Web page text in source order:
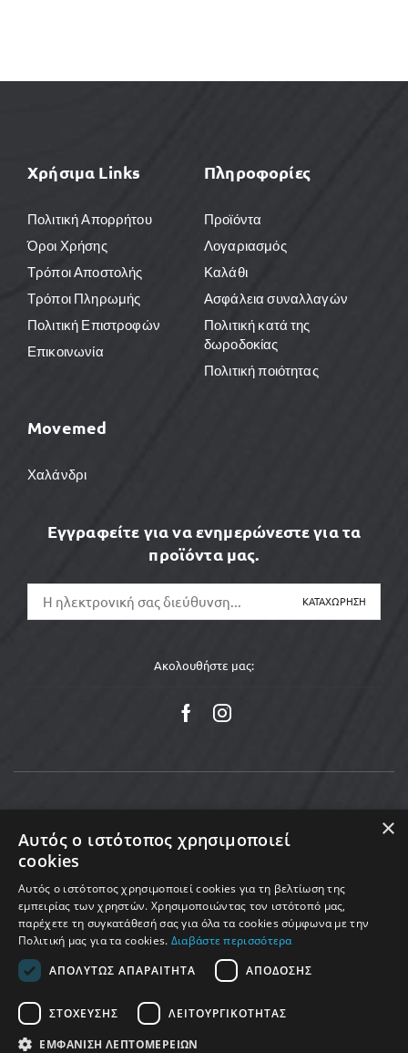
Χρήσιμα Links
Πολιτική Απορρήτου
Όροι Χρήσης
Τρόποι Αποστολής
Τρόποι Πληρωμής
Πολιτική Επιστροφών
Επικοινωνία
Πληροφορίες
Προϊόντα
Λογαριασμός
Καλάθι
Ασφάλεια συναλλαγών
Πολιτική κατά της
δωροδοκίας
Πολιτική ποιότητας
Movemed
Χαλάνδρι
Εγγραφείτε για να ενημερώνεστε για τα
προϊόντα μας.
Ακολουθήστε μας:
Copyright © 2025 MoveMed. Made by enigmart
×
Αυτός ο ιστότοπος χρησιμοποιεί
cookies
Αυτός ο ιστότοπος χρησιμοποιεί cookies για τη βελτίωση της
εμπειρίας των χρηστών. Χρησιμοποιώντας τον ιστότοπό μας,
παρέχετε τη συγκατάθεσή σας για όλα τα cookies σύμφωνα με την
Πολιτική μας για τα cookies. Διαβάστε περισσότερα
ΑΠΟΛΎΤΩΣ ΑΠΑΡΑΊΤΗΤΑ
ΑΠΌΔΟΣΗΣ
ΣΤΌΧΕΥΣΗΣ ΛΕΙΤΟΥΡΓΙΚΌΤΗΤΑΣ
ΕΜΦΆΝΙΣΗ ΛΕΠΤΟΜΕΡΕΙΏΝ